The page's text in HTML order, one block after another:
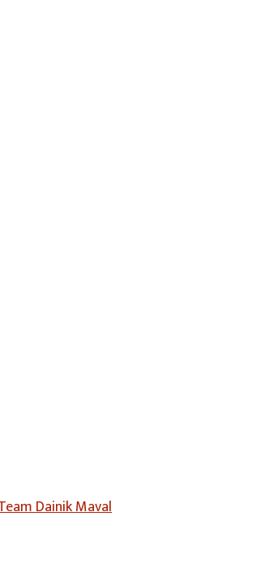
Dainik Maval